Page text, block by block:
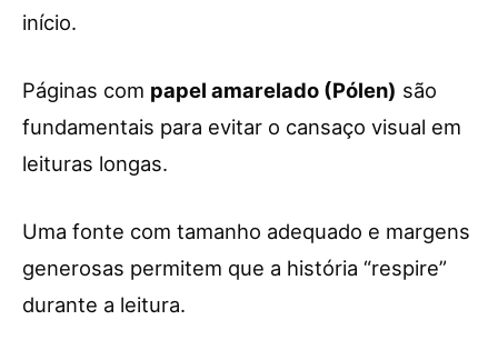
início.
Páginas com papel amarelado (Pólen) são
fundamentais para evitar o cansaço visual em
leituras longas.
Uma fonte com tamanho adequado e margens
generosas permitem que a história “respire”
durante a leitura.